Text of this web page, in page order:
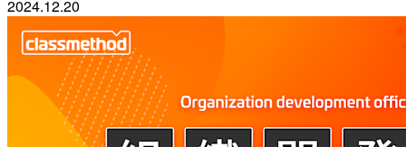
2024.12.20